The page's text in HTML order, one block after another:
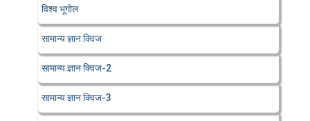
विश्व भूगोल
सामान्य ज्ञान क्विज
सामान्य ज्ञान क्विज-2
सामान्य ज्ञान क्विज-3